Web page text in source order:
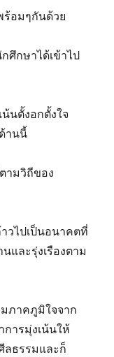
อมๆกันด้วย
ศึกษาได้เข้าไป
นตั้งอกตั้งใจ
านนี้
ามวิถีของ
วไปเป็นอนาคตที่
และรุ่งเรืองตาม
ภาคภูมิใจจาก
ารมุ่งเน้นให้
ธรรมและก็